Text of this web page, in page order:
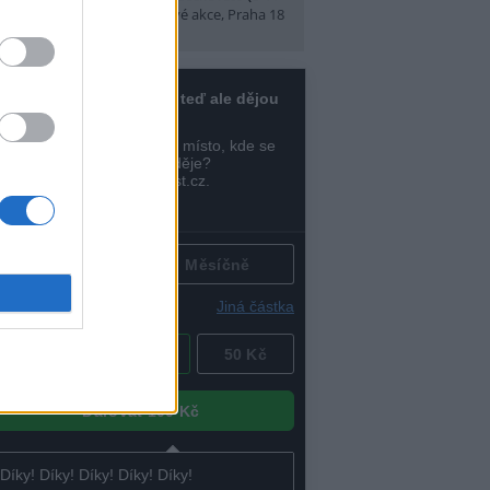
(Tábory, výlety a pobytové akce, Praha 18